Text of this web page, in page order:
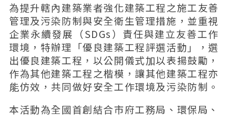
為提升轄內建築業者強化建築工程之施工友善
管理及污染防制與安全衛生管理措施，並重視
企業永續發展（SDGs）責任與建立友善工作
環境，特辦理「優良建築工程評選活動」，選
出優良建築工程，以公開儀式加以表揚鼓勵，
作為其他建築工程之楷模，讓其他建築工程亦
能仿效，共同做好安全工作環境及污染防制。
本活動為全國首創結合市府工務局、環保局、